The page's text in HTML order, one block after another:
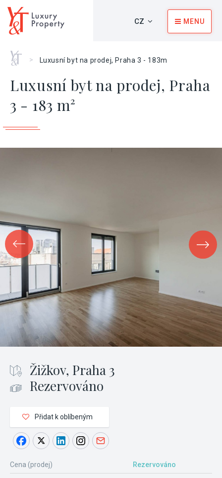
CZ MENU
Home
> Luxusní byt na prodej, Praha 3 - 183m
Luxusní byt na prodej, Praha
3 - 183 m²
Žižkov, Praha 3
Rezervováno
Přidat k oblíbeným
Cena (prodej) Rezervováno